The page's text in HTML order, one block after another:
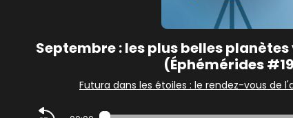
Septembre : les plus belles
(Éphémérides
Futura dans les étoiles : le rendez-vous de